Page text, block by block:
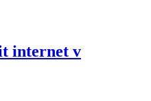
internet v